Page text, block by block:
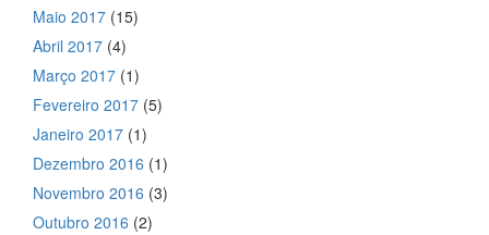
Maio 2017 (15)
Abril 2017 (4)
Março 2017 (1)
Fevereiro 2017 (5)
Janeiro 2017 (1)
Dezembro 2016 (1)
Novembro 2016 (3)
Outubro 2016 (2)